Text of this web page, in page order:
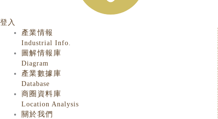
登入
產業情報
Industrial Info.
圖解情報庫
Diagram
產業數據庫
Database
商圈資料庫
Location Analysis
關於我們